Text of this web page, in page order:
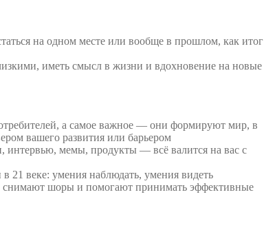
на одном месте или вообще в прошлом, как итог
иметь смысл в жизни и вдохновение на новые
а самое важное — они формируют мир, в
вашего развития или барьером
интервью, мемы, продукты — всё валится на вас с
21 веке: умения наблюдать, умения видеть
снимают шоры и помогают принимать эффективные